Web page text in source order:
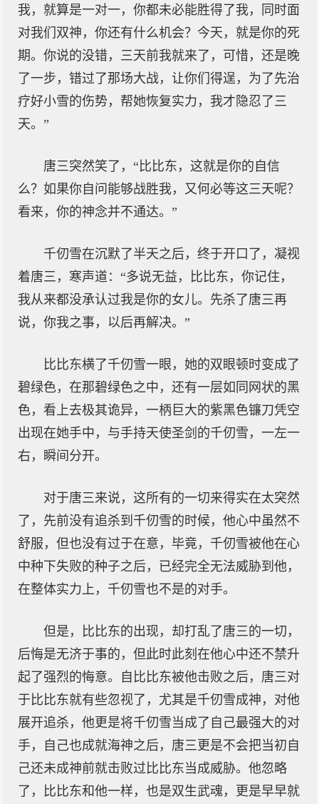
我，就算是一对一，你都未必能胜得了我，同时面
对我们双神，你还有什么机会？今天，就是你的死
期。你说的没错，三天前我就来了，可惜，还是晚
了一步，错过了那场大战，让你们得逞，为了先治
疗好小雪的伤势，帮她恢复实力，我才隐忍了三
天。”
唐三突然笑了，“比比东，这就是你的自信
么？如果你自问能够战胜我，又何必等这三天呢？
看来，你的神念并不通达。”
千仞雪在沉默了半天之后，终于开口了，凝视
着唐三，寒声道：“多说无益，比比东，你记住，
我从来都没承认过我是你的女儿。先杀了唐三再
说，你我之事，以后再解决。”
比比东横了千仞雪一眼，她的双眼顿时变成了
碧绿色，在那碧绿色之中，还有一层如同网状的黑
色，看上去极其诡异，一柄巨大的紫黑色镰刀凭空
出现在她手中，与手持天使圣剑的千仞雪，一左一
右，瞬间分开。
对于唐三来说，这所有的一切来得实在太突然
了，先前没有追杀到千仞雪的时候，他心中虽然不
舒服，但也没有过于在意，毕竟，千仞雪被他在心
中种下失败的种子之后，已经完全无法威胁到他，
在整体实力上，千仞雪也不是的对手。
但是，比比东的出现，却打乱了唐三的一切，
后悔是无济于事的，但此时此刻在他心中还不禁升
起了强烈的悔意。自比比东被他击败之后，唐三对
于比比东就有些忽视了，尤其是千仞雪成神，对他
展开追杀，他更是将千仞雪当成了自己最强大的对
手，自己也成就海神之后，唐三更是不会把当初自
己还未成神前就击败过比比东当成威胁。他忽略
了，比比东和他一样，也是双生武魂，更是早早就